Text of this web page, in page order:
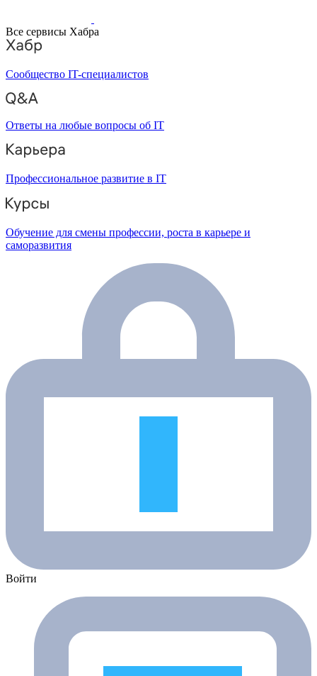
Все сервисы Хабра
Сообщество IT-специалистов
Ответы на любые вопросы об IT
Профессиональное развитие в IT
Обучение для смены профессии, роста в карьере и
саморазвития
Войти